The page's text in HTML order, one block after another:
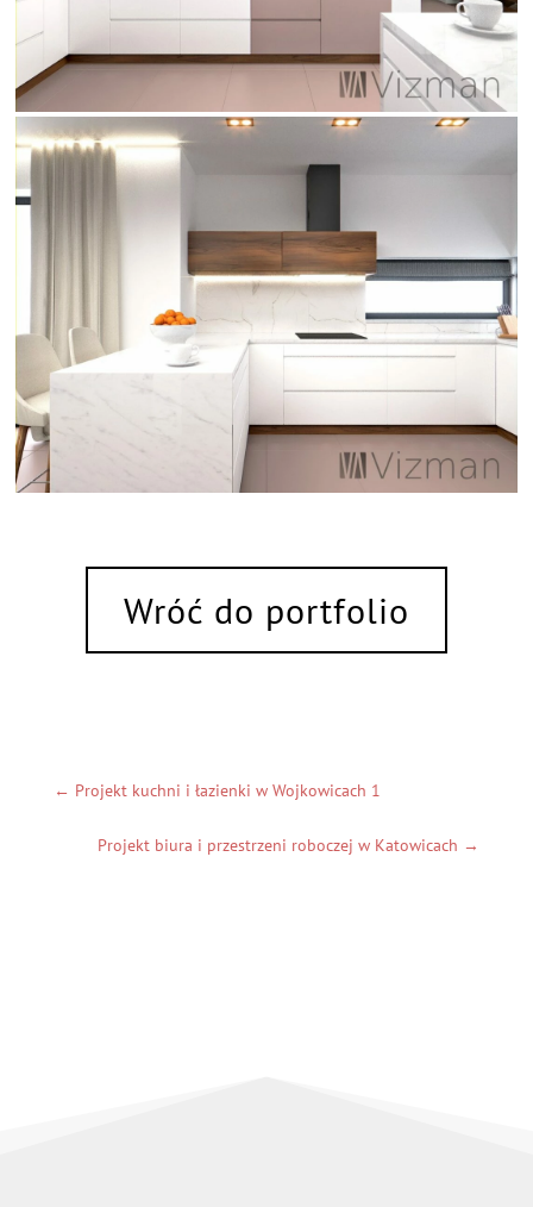
Wróć do portfolio
← Projekt kuchni i łazienki w Wojkowicach 1
Projekt biura i przestrzeni roboczej w Katowicach →